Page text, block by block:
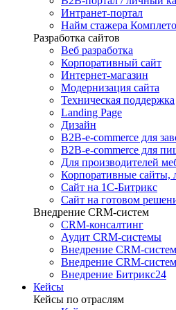
Интранет-портал
Найм стажера Комплето
Разработка сайтов
Веб разработка
Корпоративный сайт
Интернет-магазин
Модернизация сайта
Техническая поддержка
Landing Page
Дизайн
B2B-e-commerce для
B2B-e-commerce для
Для производителей
Корпоративные сайты,
Сайт на 1С-Битрикс
Сайт на готовом
Внедрение CRM-систем
CRM-консалтинг
Аудит CRM-системы
Внедрение CRM-
Внедрение CRM-
Внедрение Битрикс24
Кейсы
Кейсы по отраслям